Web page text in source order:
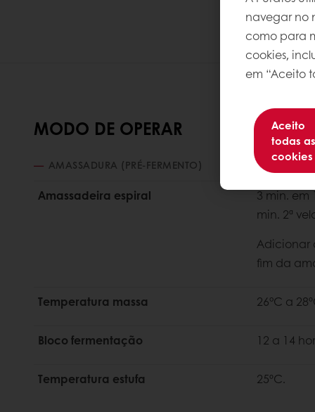
MODO DE OPERAR
AMASSADURA (PRÉ-FERMENTO)
Amassadeira espiral
3 min. em
min. 2ª
Adicionar
fim da
Temperatura massa 26°C a
Bloco fermentação 12 a 14
Temperatura estufa 25ºC.
navegar no
como para
cookies,
em “Aceito
Aceito
todas as
cookies